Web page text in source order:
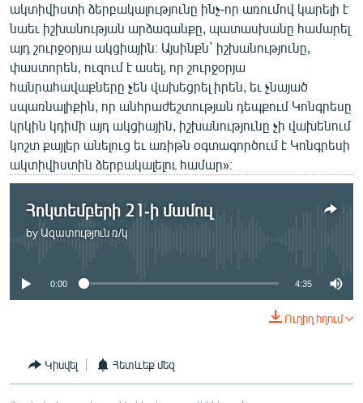
ակտիվիստի ձերբակալությունը ինչ-որ առումով կարելի է
նաեւ իշխանության արձագանքը, պատասխանը համարել
այդ շուրջօրյա ակցիային։ Այսինքն` իշխանությունը,
փաստորեն, ուզում է ասել, որ շուրջօրյա
հանրահավաքները չեն վախեցրել իրեն, եւ չնայած
սպառնալիքին, որ անհրաժեշտության դեպքում Կոնգրեսը
կրկին կդիմի այդ ակցիային, իշխանությունը չի վախենում
կոշտ քայլեր անելուց եւ առիթն օգտագործում է Կոնգրեսի
ակտիվիստին ձերբակալելու համար»։
Հոկտեմբերի 21-ի մամուլ
by Ազատություն ռ/կ
No media source currently available
0:00 4:35
Ուղիղ հղում
Կիսվել Հետևեք մեզ